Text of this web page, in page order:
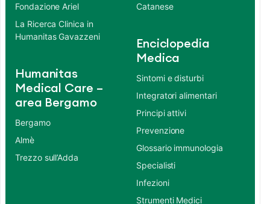
Fondazione Ariel
La Ricerca Clinica in
Humanitas Gavazzeni
Humanitas
Medical Care –
area Bergamo
Bergamo
Almè
Trezzo sull’Adda
Catanese
Enciclopedia
Medica
Sintomi e disturbi
Integratori alimentari
Principi attivi
Prevenzione
Glossario immunologia
Specialisti
Infezioni
Strumenti Medici